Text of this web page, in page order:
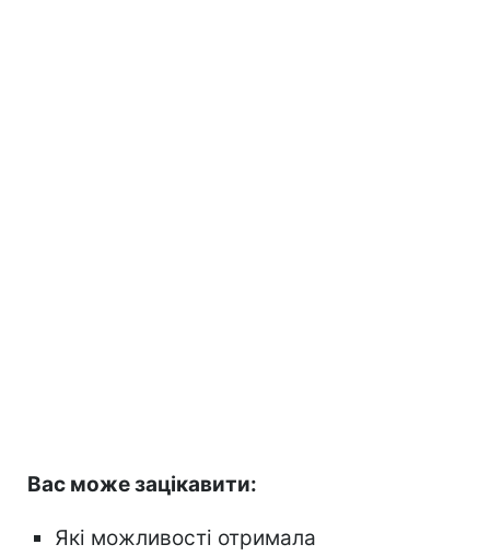
Вас може зацікавити:
Які можливості отримала